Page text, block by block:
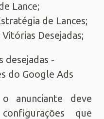
Lance;
de Lances;
Desejadas;
anunciante deve
que